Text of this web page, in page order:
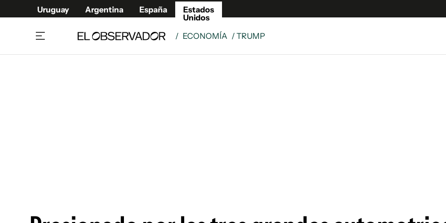
Uruguay Argentina España
Estados
Unidos
/ ECONOMÍA / TRUMP